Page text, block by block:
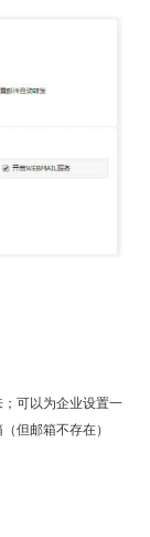
可以为企业设置一
但邮箱不存在）